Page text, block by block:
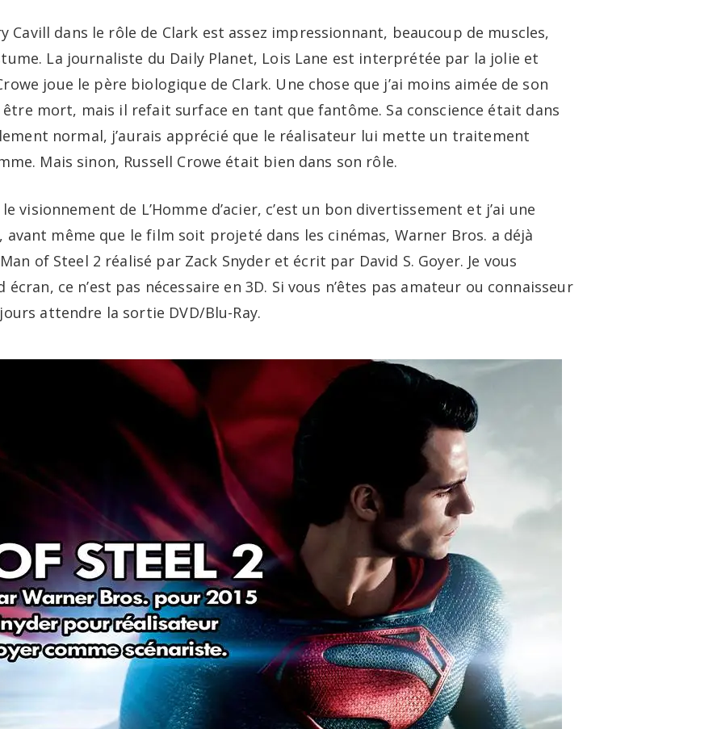
dans le rôle de Clark est assez impressionnant, beaucoup de muscles,
La journaliste du Daily Planet, Lois Lane est interprétée par la jolie et
joue le père biologique de Clark. Une chose que j’ai moins aimée de son
être mort, mais il refait surface en tant que fantôme. Sa conscience était dans
normal, j’aurais apprécié que le réalisateur lui mette un traitement
Mais sinon, Russell Crowe était bien dans son rôle.
visionnement de L’Homme d’acier, c’est un bon divertissement et j’ai une
même que le film soit projeté dans les cinémas, Warner Bros. a déjà
of Steel 2 réalisé par Zack Snyder et écrit par David S. Goyer. Je vous
ce n’est pas nécessaire en 3D. Si vous n’êtes pas amateur ou connaisseur
attendre la sortie DVD/Blu-Ray.